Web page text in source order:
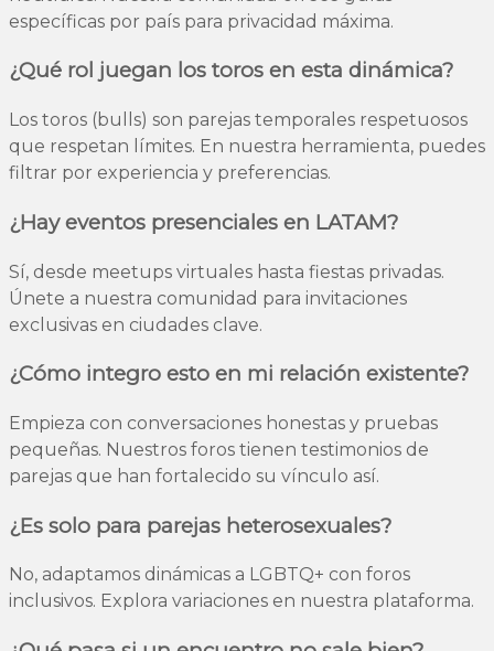
específicas por país para privacidad máxima.
¿Qué rol juegan los toros en esta dinámica?
Los toros (bulls) son parejas temporales respetuosos
que respetan límites. En nuestra herramienta, puedes
filtrar por experiencia y preferencias.
¿Hay eventos presenciales en LATAM?
Sí, desde meetups virtuales hasta fiestas privadas.
Únete a nuestra comunidad para invitaciones
exclusivas en ciudades clave.
¿Cómo integro esto en mi relación existente?
Empieza con conversaciones honestas y pruebas
pequeñas. Nuestros foros tienen testimonios de
parejas que han fortalecido su vínculo así.
¿Es solo para parejas heterosexuales?
No, adaptamos dinámicas a LGBTQ+ con foros
inclusivos. Explora variaciones en nuestra plataforma.